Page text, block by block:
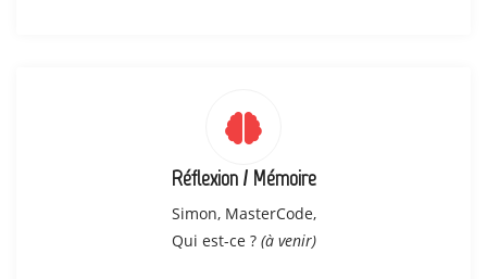
Réflexion / Mémoire
Simon, MasterCode,
Qui est-ce ? (à venir)